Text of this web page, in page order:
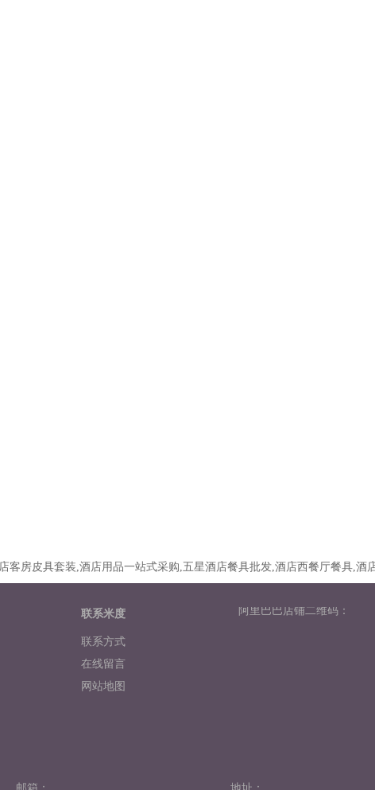
客房皮具套装,酒店用品一站式采购,五星酒店餐具批发,酒店西餐厅餐具,酒
联系米度
联系方式
在线留言
网站地图
阿里巴巴店铺二维码：